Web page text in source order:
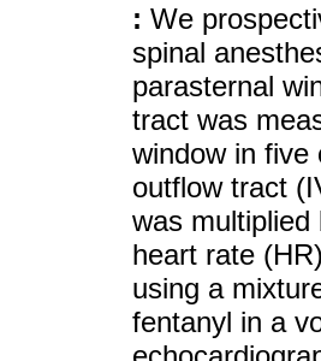
: We
spinal
parasternal
tract was
window in five
outflow tract
was
heart rate
using a
fentanyl in a